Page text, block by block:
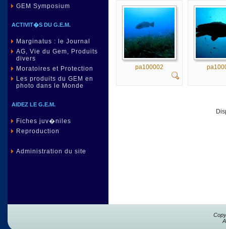
GEM Symposium
ACTIVIT�S DU G.E.M.
Marginatus : le Journal
AG, Vie du Gem, Produits
divers
Moratoires et Protection
Les produits du GEM en
photo dans le Monde
AIDEZ LE G.E.M.
Fiches juv�niles
Reproduction
Administration du site
pa100002